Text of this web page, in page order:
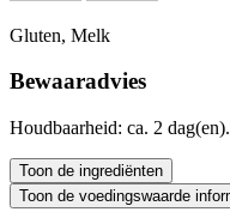
Gluten, Melk
Bewaaradvies
Houdbaarheid: ca. 2 dag(en).